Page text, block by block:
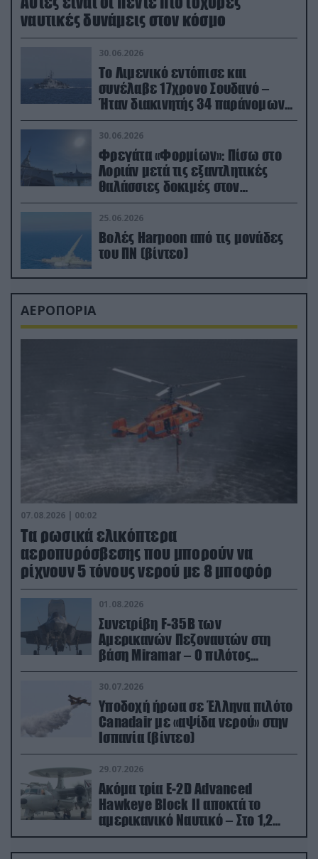
ναυτικές δυνάμεις στον κόσμο
30.06.2026
Το Λιμενικό εντόπισε και
συνέλαβε 17χρονο Σουδανό –
Ήταν διακινητής 34 παράνομων
μεταναστών
30.06.2026
Φρεγάτα «Φορμίων»: Πίσω στο
Λοριάν μετά τις εξαντλητικές
θαλάσσιες δοκιμές στον
απαιτητικό Βισκαϊκό
25.06.2026
Βολές Harpoon από τις μονάδες
του ΠΝ (βίντεο)
ΑΕΡΟΠΟΡΙΑ
07.08.2026 | 00:02
Τα ρωσικά ελικόπτερα
αεροπυρόσβεσης που μπορούν να
ρίχνουν 5 τόνους νερού με 8 μποφόρ
01.08.2026
Συνετρίβη F-35B των
Αμερικανών Πεζοναυτών στη
βάση Miramar – Ο πιλότος
εκτινάχθηκε εγκαίρως
30.07.2026
Υποδοχή ήρωα σε Έλληνα πιλότο
Canadair με «αψίδα νερού» στην
Ισπανία (βίντεο)
29.07.2026
Ακόμα τρία E-2D Advanced
Hawkeye Block II αποκτά το
αμερικανικό Ναυτικό – Στο 1,2
δισ.δολάρια το κόστος